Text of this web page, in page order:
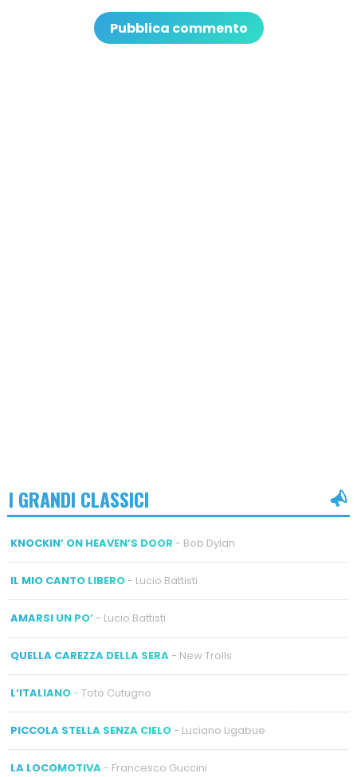
I GRANDI CLASSICI
KNOCKIN’ ON HEAVEN’S DOOR - Bob Dylan
IL MIO CANTO LIBERO- Lucio Battisti
AMARSI UN PO’- Lucio Battisti
QUELLA CAREZZA DELLA SERA- New Trolls
L’ITALIANO- Toto Cutugno
PICCOLA STELLA SENZA CIELO- Luciano Ligabue
LA LOCOMOTIVA- Francesco Guccini